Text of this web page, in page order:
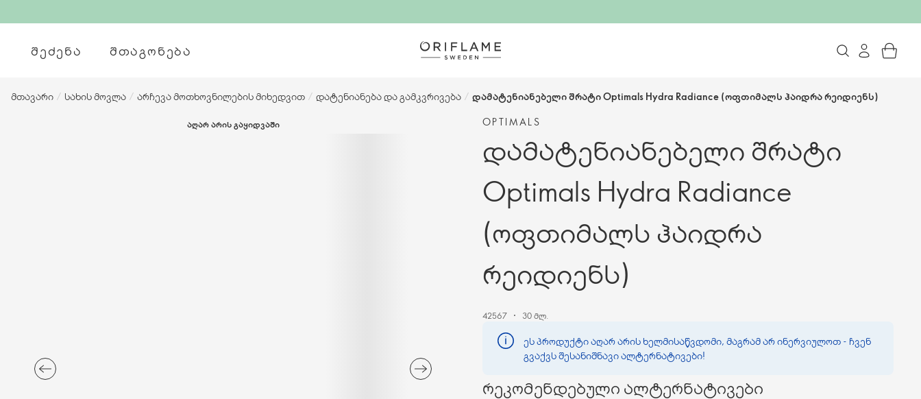
ᲨᲔᲫᲔᲜᲐ ᲨᲗᲐᲒᲝᲜᲔᲑᲐ
მთავარი / სახის მოვლა / არჩევა მოთხოვნილების მიხედვით / დატენიანება და გამკვრივება / დამატენიანებელი შრატი Optimals Hydra Radiance (ოფთიმალს ჰაიდრა რეიდიენს)
ᲐᲦᲐᲠ ᲐᲠᲘᲡ ᲒᲐᲧᲘᲓᲕᲐᲨᲘ OPTIMALS
დამატენიანებელი შრატი
Optimals Hydra Radiance
(ოფთიმალს ჰაიდრა
რეიდიენს)
42567 30 მლ.
ეს პროდუქტი აღარ არის ხელმისაწვდომი, მაგრამ არ ინერვიულოთ - ჩვენ
გვაქვს შესანიშნავი ალტერნატივები!
რეკომენდებული ალტერნატივები